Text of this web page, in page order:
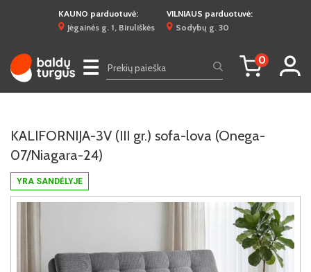
KAUNO parduotuvė:
Jėgainės g. 1, Biruliškės
VILNIAUS parduotuvė:
Sodybų g. 30
☰ 0
YRA SANDĖLYJE
KALIFORNIJA-3V (III gr.) sofa-lova (Onega-
07/Niagara-24)